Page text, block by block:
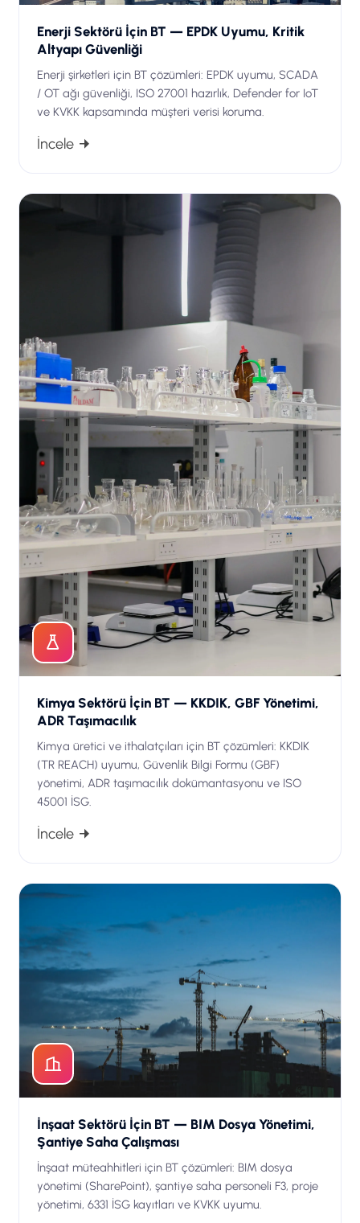
Enerji Sektörü İçin BT — EPDK Uyumu, Kritik
Altyapı Güvenliği
Enerji şirketleri için BT çözümleri: EPDK uyumu, SCADA
/ OT ağı güvenliği, ISO 27001 hazırlık, Defender for IoT
ve KVKK kapsamında müşteri verisi koruma.
İncele
Kimya Sektörü İçin BT — KKDIK, GBF Yönetimi,
ADR Taşımacılık
Kimya üretici ve ithalatçıları için BT çözümleri: KKDIK
(TR REACH) uyumu, Güvenlik Bilgi Formu (GBF)
yönetimi, ADR taşımacılık dokümantasyonu ve ISO
45001 İSG.
İncele
İnşaat Sektörü İçin BT — BIM Dosya Yönetimi,
Şantiye Saha Çalışması
İnşaat müteahhitleri için BT çözümleri: BIM dosya
yönetimi (SharePoint), şantiye saha personeli F3, proje
yönetimi, 6331 İSG kayıtları ve KVKK uyumu.